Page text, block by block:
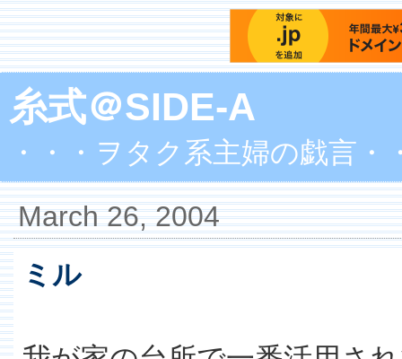
糸式＠SIDE-A
・・・ヲタク系主婦の戯言・
March 26, 2004
ミル